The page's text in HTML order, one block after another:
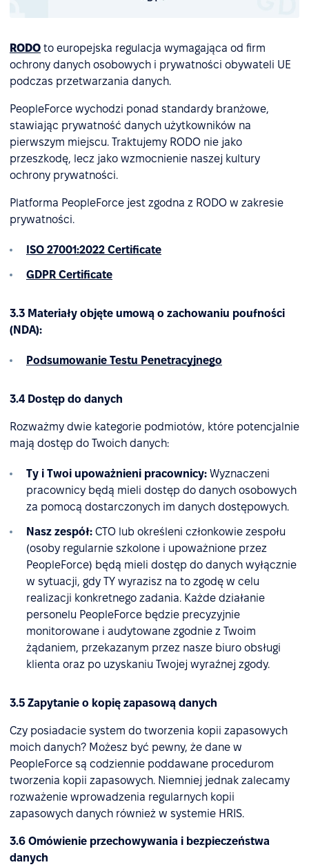
RODO to europejska regulacja wymagająca od firm
ochrony danych osobowych i prywatności obywateli UE
podczas przetwarzania danych.
PeopleForce wychodzi ponad standardy branżowe,
stawiając prywatność danych użytkowników na
pierwszym miejscu. Traktujemy RODO nie jako
przeszkodę, lecz jako wzmocnienie naszej kultury
ochrony prywatności.
Platforma PeopleForce jest zgodna z RODO w zakresie
prywatności.
ISO 27001:2022 Certificate
GDPR Certificate
3.3 Materiały objęte umową o zachowaniu poufności
(NDA):
Podsumowanie Testu Penetracyjnego
3.4 Dostęp do danych
Rozważmy dwie kategorie podmiotów, które potencjalnie
mają dostęp do Twoich danych:
Ty i Twoi upoważnieni pracownicy: Wyznaczeni
pracownicy będą mieli dostęp do danych osobowych
za pomocą dostarczonych im danych dostępowych.
Nasz zespół: CTO lub określeni członkowie zespołu
(osoby regularnie szkolone i upoważnione przez
PeopleForce) będą mieli dostęp do danych wyłącznie
w sytuacji, gdy TY wyrazisz na to zgodę w celu
realizacji konkretnego zadania. Każde działanie
personelu PeopleForce będzie precyzyjnie
monitorowane i audytowane zgodnie z Twoim
żądaniem, przekazanym przez nasze biuro obsługi
klienta oraz po uzyskaniu Twojej wyraźnej zgody.
3.5 Zapytanie o kopię zapasową danych
Czy posiadacie system do tworzenia kopii zapasowych
moich danych? Możesz być pewny, że dane w
PeopleForce są codziennie poddawane procedurom
tworzenia kopii zapasowych. Niemniej jednak zalecamy
rozważenie wprowadzenia regularnych kopii
zapasowych danych również w systemie HRIS.
3.6 Omówienie przechowywania i bezpieczeństwa
danych